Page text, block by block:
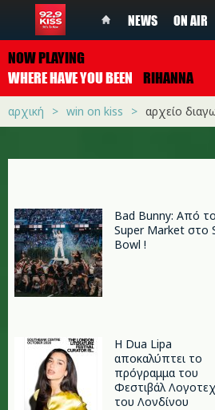
NEWS ON AIR
NOW PLAYING
WHERE HAVE YOU BEEN
RIHANNA
αρχική win on kiss αρχείο
Bad Bunny: Από
Super Market στο
Bowl !
Η Dua Lipa
αποκαλύπτει το
πρόγραμμα του
Φεστιβάλ
του Λονδίνου